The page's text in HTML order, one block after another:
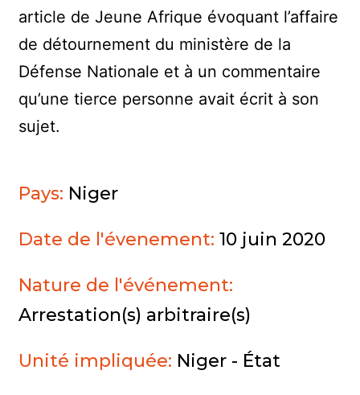
article de Jeune Afrique évoquant l’affaire
de détournement du ministère de la
Défense Nationale et à un commentaire
qu’une tierce personne avait écrit à son
sujet.
Pays: Niger
Date de l'évenement:10 juin 2020
Nature de l'événement:
Arrestation(s) arbitraire(s)
Unité impliquée: Niger - État